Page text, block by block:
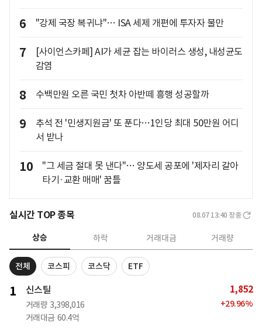
6 "강제 국장 복귀냐"… ISA 세제 개편에 투자자 불만
7
[사이언스카페] AI가 세균 잡는 바이러스 생성, 내성균도
감염
8 수백만원 오른 국민 첫차 아반떼 흥행 성공할까
9
추석 전 '민생지원금' 또 푼다…1인당 최대 50만원 어디
서 받나
10
"그 세금 절대 못 낸다"… 양도세 공포에 '제자리 갈아
타기·교환 매매' 꿈틀
실시간 TOP 종목 08.07 13:40 장중
상승 하락 거래대금 거래량
전체 코스피 코스닥 ETF
1 신스틸
거래량 3,398,016
거래대금 60.4억
1,852
+29.96%